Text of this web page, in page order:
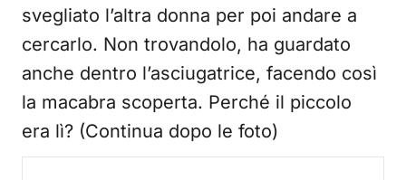
svegliato l’altra donna per poi andare a
cercarlo. Non trovandolo, ha guardato
anche dentro l’asciugatrice, facendo così
la macabra scoperta. Perché il piccolo
era lì? (Continua dopo le foto)